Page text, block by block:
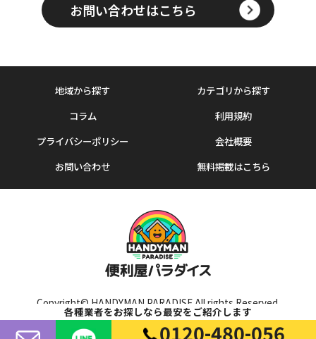
お問い合わせはこちら
地域から探す
カテゴリから探す
コラム
利用規約
プライバシーポリシー
会社概要
お問い合わせ
無料掲載はこちら
Copyright© HANDYMAN PARADISE All rights Reserved.
各種業者をお探しなら最安をご紹介します
0120-480-056